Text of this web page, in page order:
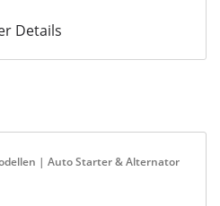
Details
| Auto Starter & Alternator